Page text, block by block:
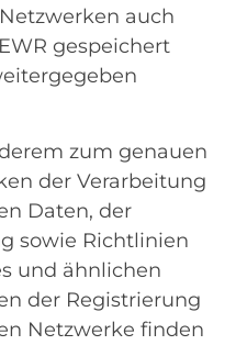
auch
gespeichert
zum genauen
der Verarbeitung
Daten, der
sowie Richtlinien
und ähnlichen
der Registrierung
Netzwerke finden